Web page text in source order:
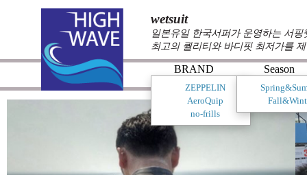
wetsuit
일본유일 한국서퍼가 운영하는 서
최고의 퀄리티와 바디핏 최저가를
BRAND
ZEPPELIN
AeroQuip
no-frills
Season